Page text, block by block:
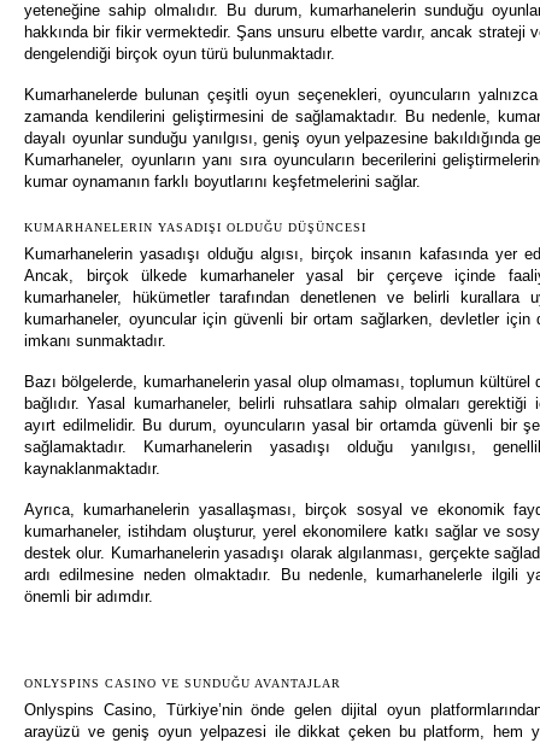
yeteneğine sahip olmalıdır. Bu durum, kumarhanelerin sunduğu
hakkında bir fikir vermektedir. Şans unsuru elbette vardır, ancak strateji
dengelendiği birçok oyun türü bulunmaktadır.
Kumarhanelerde bulunan çeşitli oyun seçenekleri, oyuncuların
zamanda kendilerini geliştirmesini de sağlamaktadır. Bu nedenle,
dayalı oyunlar sunduğu yanılgısı, geniş oyun yelpazesine bakıldığında
Kumarhaneler, oyunların yanı sıra oyuncuların becerilerini
kumar oynamanın farklı boyutlarını keşfetmelerini sağlar.
KUMARHANELERIN YASADIŞI OLDUĞU DÜŞÜNCESI
Kumarhanelerin yasadışı olduğu algısı, birçok insanın kafasında yer
Ancak, birçok ülkede kumarhaneler yasal bir çerçeve içinde
kumarhaneler, hükümetler tarafından denetlenen ve belirli kurallara
kumarhaneler, oyuncular için güvenli bir ortam sağlarken, devletler
imkanı sunmaktadır.
Bazı bölgelerde, kumarhanelerin yasal olup olmaması, toplumun kültürel
bağlıdır. Yasal kumarhaneler, belirli ruhsatlara sahip olmaları gerektiği
ayırt edilmelidir. Bu durum, oyuncuların yasal bir ortamda güvenli bir
sağlamaktadır. Kumarhanelerin yasadışı olduğu yanılgısı,
kaynaklanmaktadır.
Ayrıca, kumarhanelerin yasallaşması, birçok sosyal ve ekonomik
kumarhaneler, istihdam oluşturur, yerel ekonomilere katkı sağlar ve
destek olur. Kumarhanelerin yasadışı olarak algılanması, gerçekte
ardı edilmesine neden olmaktadır. Bu nedenle, kumarhanelerle ilgili
önemli bir adımdır.
ONLYSPINS CASINO VE SUNDUĞU AVANTAJLAR
Onlyspins Casino, Türkiye’nin önde gelen dijital oyun
arayüzü ve geniş oyun yelpazesi ile dikkat çeken bu platform, hem